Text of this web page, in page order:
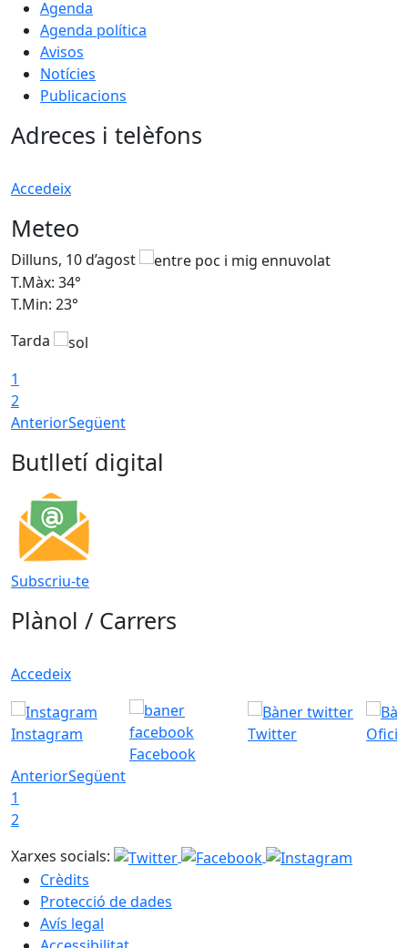
Agenda
Agenda política
Avisos
Notícies
Publicacions
Adreces i telèfons
Accedeix
Meteo
Dilluns, 10 d’agost
T.Màx: 34°
T.Min: 23°
Tarda
1
2
AnteriorSegüent
Butlletí digital
Subscriu-te
Plànol / Carrers
Accedeix
Instagram
Facebook
Twitter
AnteriorSegüent
1
2
Xarxes socials:
Crèdits
Protecció de dades
Avís legal